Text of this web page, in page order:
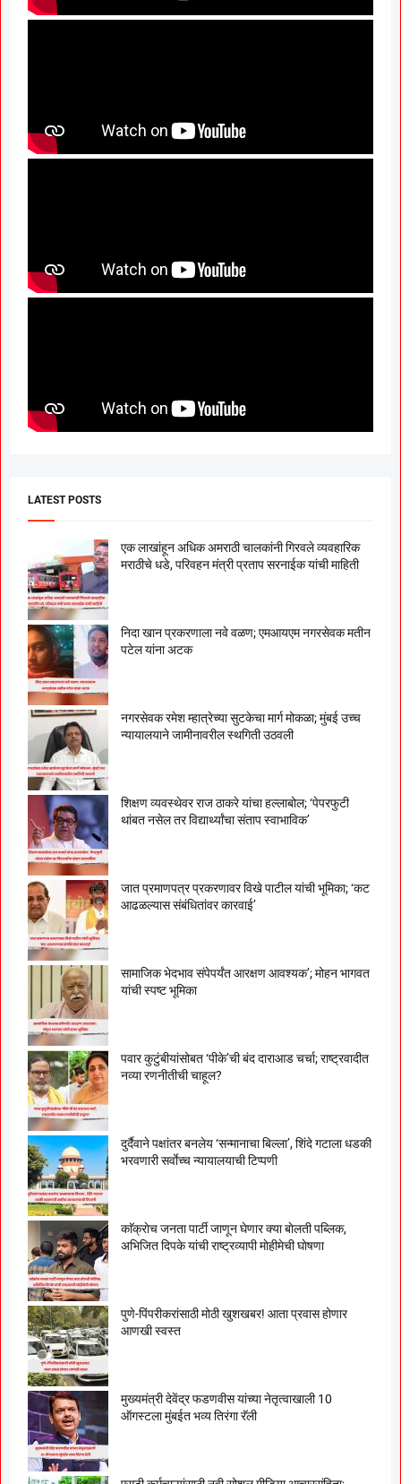
LATEST POSTS
एक लाखांहून अधिक अमराठी चालकांनी गिरवले व्यवहारिक
मराठीचे धडे, परिवहन मंत्री प्रताप सरनाईक यांची माहिती
निदा खान प्रकरणाला नवे वळण; एमआयएम नगरसेवक मतीन
पटेल यांना अटक
नगरसेवक रमेश म्हात्रेच्या सुटकेचा मार्ग मोकळा; मुंबई उच्च
न्यायालयाने जामीनावरील स्थगिती उठवली
शिक्षण व्यवस्थेवर राज ठाकरे यांचा हल्लाबोल; ‘पेपरफुटी
थांबत नसेल तर विद्यार्थ्यांचा संताप स्वाभाविक’
जात प्रमाणपत्र प्रकरणावर विखे पाटील यांची भूमिका; ‘कट
आढळल्यास संबंधितांवर कारवाई’
सामाजिक भेदभाव संपेपर्यंत आरक्षण आवश्यक’; मोहन भागवत
यांची स्पष्ट भूमिका
पवार कुटुंबीयांसोबत ‘पीके’ची बंद दाराआड चर्चा; राष्ट्रवादीत
नव्या रणनीतीची चाहूल?
दुर्दैवाने पक्षांतर बनलेय ‘सन्मानाचा बिल्ला’, शिंदे गटाला धडकी
भरवणारी सर्वाेच्च न्यायालयाची टिप्पणी
काॅक्राेच जनता पार्टी जाणून घेणार क्या बाेलती पब्लिक,
अभिजित दिपके यांची राष्ट्रव्यापी माेहीमेची घाेषणा
पुणे-पिंपरीकरांसाठी मोठी खुशखबर! आता प्रवास होणार
आणखी स्वस्त
मुख्यमंत्री देवेंद्र फडणवीस यांच्या नेतृत्वाखाली 10
ऑगस्टला मुंबईत भव्य तिरंगा रॅली